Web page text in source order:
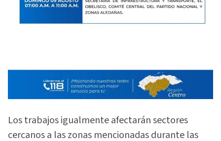
Los trabajos igualmente afectarán sectores
cercanos a las zonas mencionadas durante las